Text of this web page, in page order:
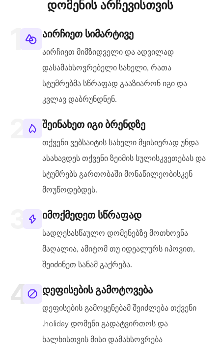
დომენის არჩევისთვის
აირჩიეთ სიმარტივე
აირჩიეთ მიმზიდველი და ადვილად
დასამახსოვრებელი სახელი, რათა
სტუმრებმა სწრაფად გააზიარონ იგი და
კვლავ დაბრუნდნენ.
შეინახეთ იგი ბრენდზე
თქვენი ვებსაიტის სახელი მყისიერად უნდა
ასახავდეს თქვენი ზეიმის სულისკვეთებას და
სტუმრებს გართობაში მონაწილეობისკენ
მოუწოდებდეს.
იმოქმედეთ სწრაფად
სადღესასწაულო დომენებზე მოთხოვნა
მაღალია, ამიტომ თუ იდეალურს იპოვით,
შეიძინეთ სანამ გაქრება.
დეფისების გამოტოვება
დეფისების გამოყენებამ შეიძლება თქვენი
.holiday დომენი გადატვირთოს და
ხალხისთვის მისი დამახსოვრება